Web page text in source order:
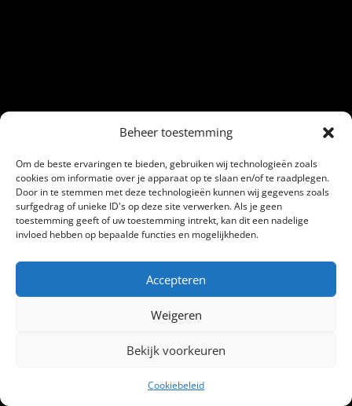
Beheer toestemming
Om de beste ervaringen te bieden, gebruiken wij technologieën zoals
cookies om informatie over je apparaat op te slaan en/of te raadplegen.
Door in te stemmen met deze technologieën kunnen wij gegevens zoals
surfgedrag of unieke ID's op deze site verwerken. Als je geen
toestemming geeft of uw toestemming intrekt, kan dit een nadelige
invloed hebben op bepaalde functies en mogelijkheden.
Accepteren
Weigeren
Bekijk voorkeuren
Cookiebeleid